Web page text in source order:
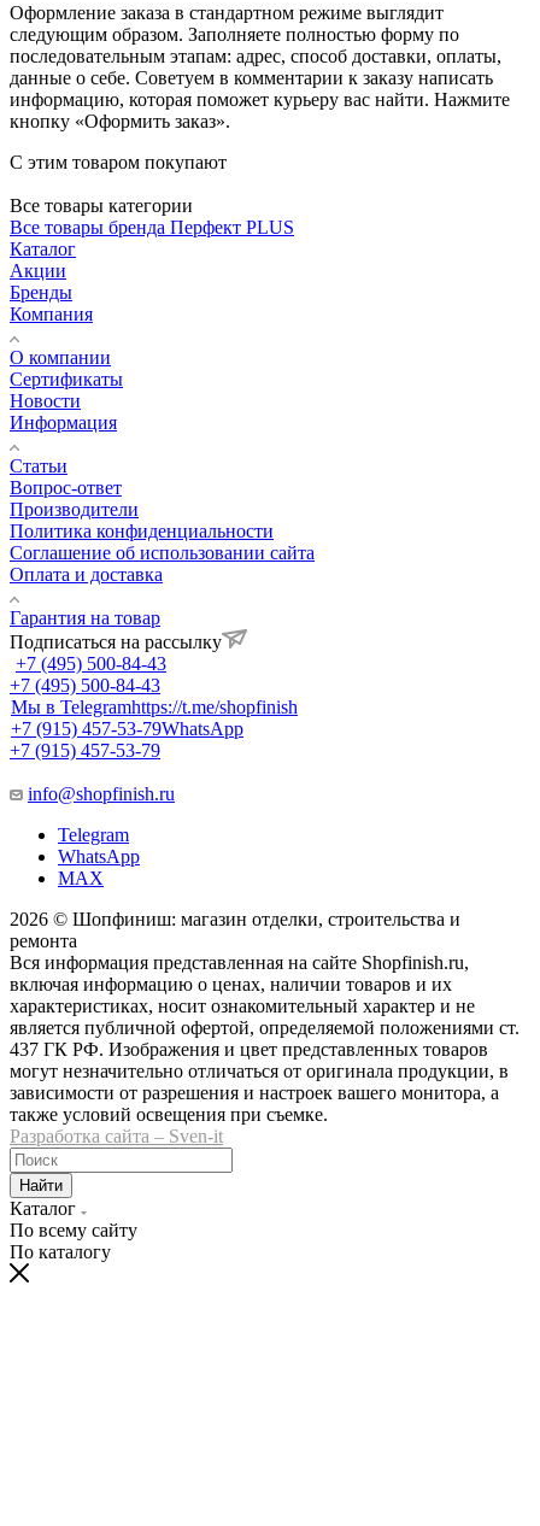
Оформление заказа в стандартном режиме выглядит
следующим образом. Заполняете полностью форму по
последовательным этапам: адрес, способ доставки, оплаты,
данные о себе. Советуем в комментарии к заказу написать
информацию, которая поможет курьеру вас найти. Нажмите
кнопку «Оформить заказ».
С этим товаром покупают
Все товары категории
Все товары бренда Перфект PLUS
Каталог
Акции
Бренды
Компания
О компании
Сертификаты
Новости
Информация
Статьи
Вопрос-ответ
Производители
Политика конфиденциальности
Соглашение об использовании сайта
Оплата и доставка
Гарантия на товар
Подписаться на рассылку
+7 (495) 500-84-43
+7 (495) 500-84-43
Мы в Telegramhttps://t.me/shopfinish
+7 (915) 457-53-79WhatsApp
+7 (915) 457-53-79
info@shopfinish.ru
Telegram
WhatsApp
MAX
2026 © Шопфиниш: магазин отделки, строительства и
ремонта
Вся информация представленная на сайте Shopfinish.ru,
включая информацию о ценах, наличии товаров и их
характеристиках, носит ознакомительный характер и не
является публичной офертой, определяемой положениями ст.
437 ГК РФ. Изображения и цвет представленных товаров
могут незначительно отличаться от оригинала продукции, в
зависимости от разрешения и настроек вашего монитора, а
также условий освещения при съемке.
Разработка сайта – Sven-it
Найти
Каталог
По всему сайту
По каталогу